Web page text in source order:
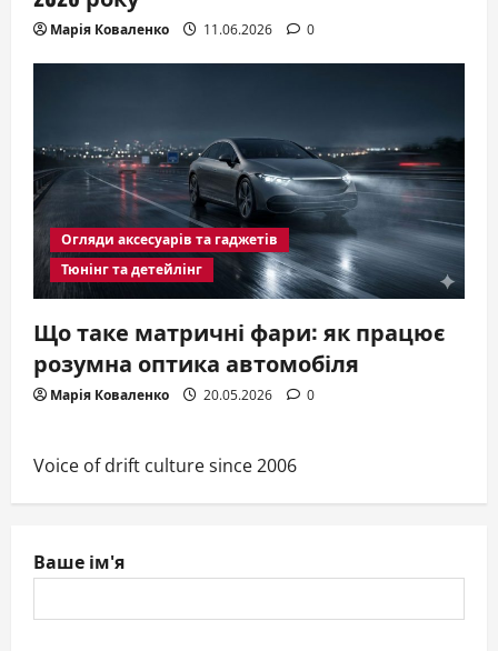
Марія Коваленко 11.06.2026 0
Огляди аксесуарів та гаджетів
Тюнінг та детейлінг
Що таке матричні фари: як працює
розумна оптика автомобіля
Марія Коваленко 20.05.2026 0
Voice of drift culture since 2006
Ваше ім'я